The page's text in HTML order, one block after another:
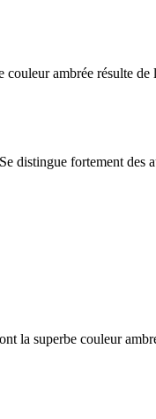
ambrée résulte
fortement des
la superbe couleur